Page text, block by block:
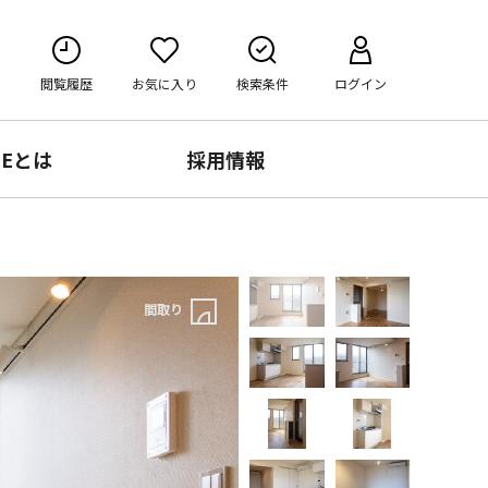
閲覧履歴 お気に入り 検索条件 ログイン
とは 採用情報
間取り